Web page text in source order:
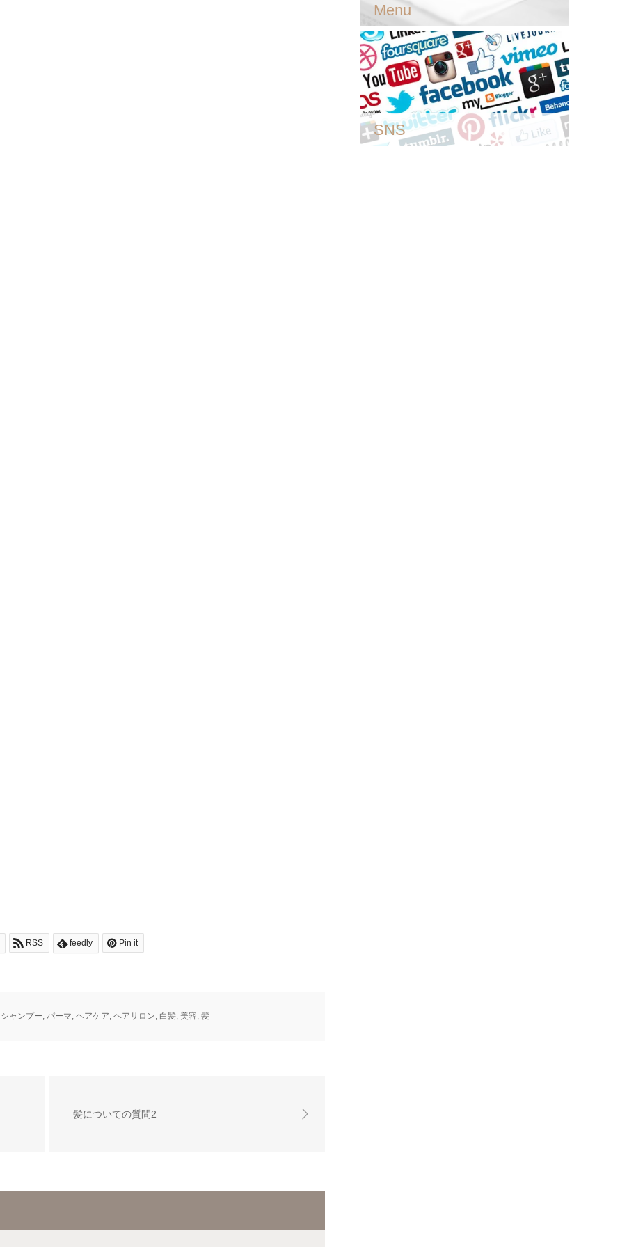
RSS feedly Pin it
シャンプー, パーマ, ヘアケア, ヘアサロン, 白髪, 美容, 髪
髪についての質問2
Menu
SNS